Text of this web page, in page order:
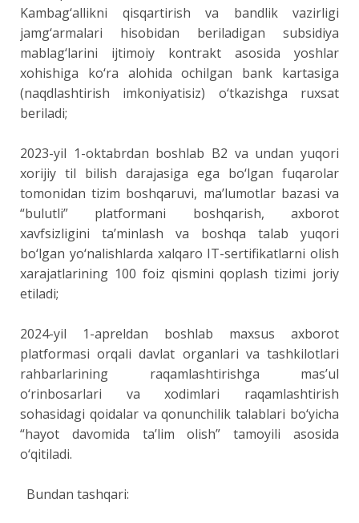
Kambag‘allikni qisqartirish va bandlik vazirligi
jamg‘armalari hisobidan beriladigan subsidiya
mablag‘larini ijtimoiy kontrakt asosida yoshlar
xohishiga ko‘ra alohida ochilgan bank kartasiga
(naqdlashtirish imkoniyatisiz) o‘tkazishga ruxsat
beriladi;
2023-yil 1-oktabrdan boshlab B2 va undan yuqori
xorijiy til bilish darajasiga ega bo‘lgan fuqarolar
tomonidan tizim boshqaruvi, ma’lumotlar bazasi va
“bulutli” platformani boshqarish, axborot
xavfsizligini ta’minlash va boshqa talab yuqori
bo‘lgan yo‘nalishlarda xalqaro IT-sertifikatlarni olish
xarajatlarining 100 foiz qismini qoplash tizimi joriy
etiladi;
2024-yil 1-apreldan boshlab maxsus axborot
platformasi orqali davlat organlari va tashkilotlari
rahbarlarining raqamlashtirishga mas’ul
o‘rinbosarlari va xodimlari raqamlashtirish
sohasidagi qoidalar va qonunchilik talablari bo‘yicha
“hayot davomida ta’lim olish” tamoyili asosida
o‘qitiladi.
Bundan tashqari: